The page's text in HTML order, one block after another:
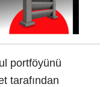
portföyünü
tarafından